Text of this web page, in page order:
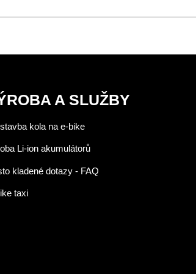
A SLUŽBY
kola na e-bike
Li-ion akumulátorů
kladené dotazy - FAQ
taxi